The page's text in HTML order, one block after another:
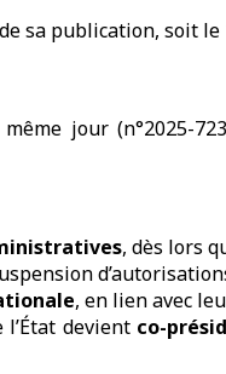
sa publication, soit le
jour (n°2025-
, dès lors
, en lien avec
devient co-